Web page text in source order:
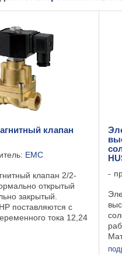
клапан
EMC
клапан 2/2-
открытый
закрытый.
поставляются с
тока 12,24